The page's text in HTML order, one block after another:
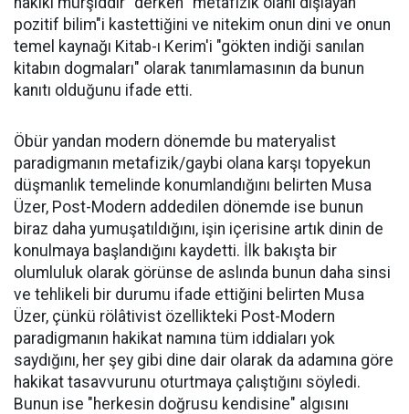
pozitif bilim"i kastettiğini ve nitekim onun dini ve onun
temel kaynağı Kitab-ı Kerim'i "gökten indiği sanılan
kitabın dogmaları" olarak tanımlamasının da bunun
kanıtı olduğunu ifade etti.
Öbür yandan modern dönemde bu materyalist
paradigmanın metafizik/gaybi olana karşı topyekun
düşmanlık temelinde konumlandığını belirten Musa
Üzer, Post-Modern addedilen dönemde ise bunun
biraz daha yumuşatıldığını, işin içerisine artık dinin de
konulmaya başlandığını kaydetti. İlk bakışta bir
olumluluk olarak görünse de aslında bunun daha sinsi
ve tehlikeli bir durumu ifade ettiğini belirten Musa
Üzer, çünkü rölâtivist özellikteki Post-Modern
paradigmanın hakikat namına tüm iddiaları yok
saydığını, her şey gibi dine dair olarak da adamına göre
hakikat tasavvurunu oturtmaya çalıştığını söyledi.
Bunun ise "herkesin doğrusu kendisine" algısını